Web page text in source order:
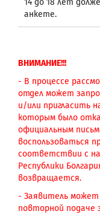
анкете.
ВНИМАНИЕ!!!
- В процессе
отдел может
и/или пригласить
которым было
официальным
воспользоваться
соответствии с
Республики
возвращается.
- Заявитель
повторной подаче